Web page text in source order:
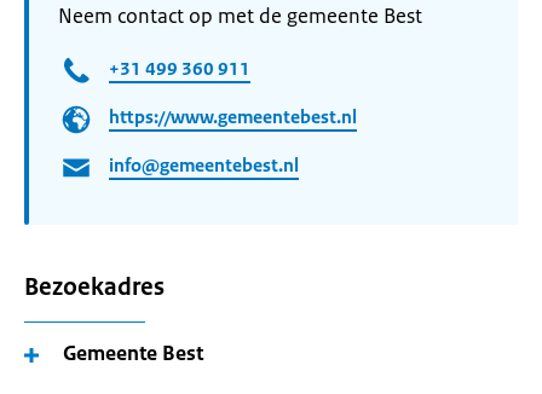
Neem contact op met de gemeente Best
+31 499 360 911
https://www.gemeentebest.nl
info@gemeentebest.nl
Bezoekadres
Gemeente Best